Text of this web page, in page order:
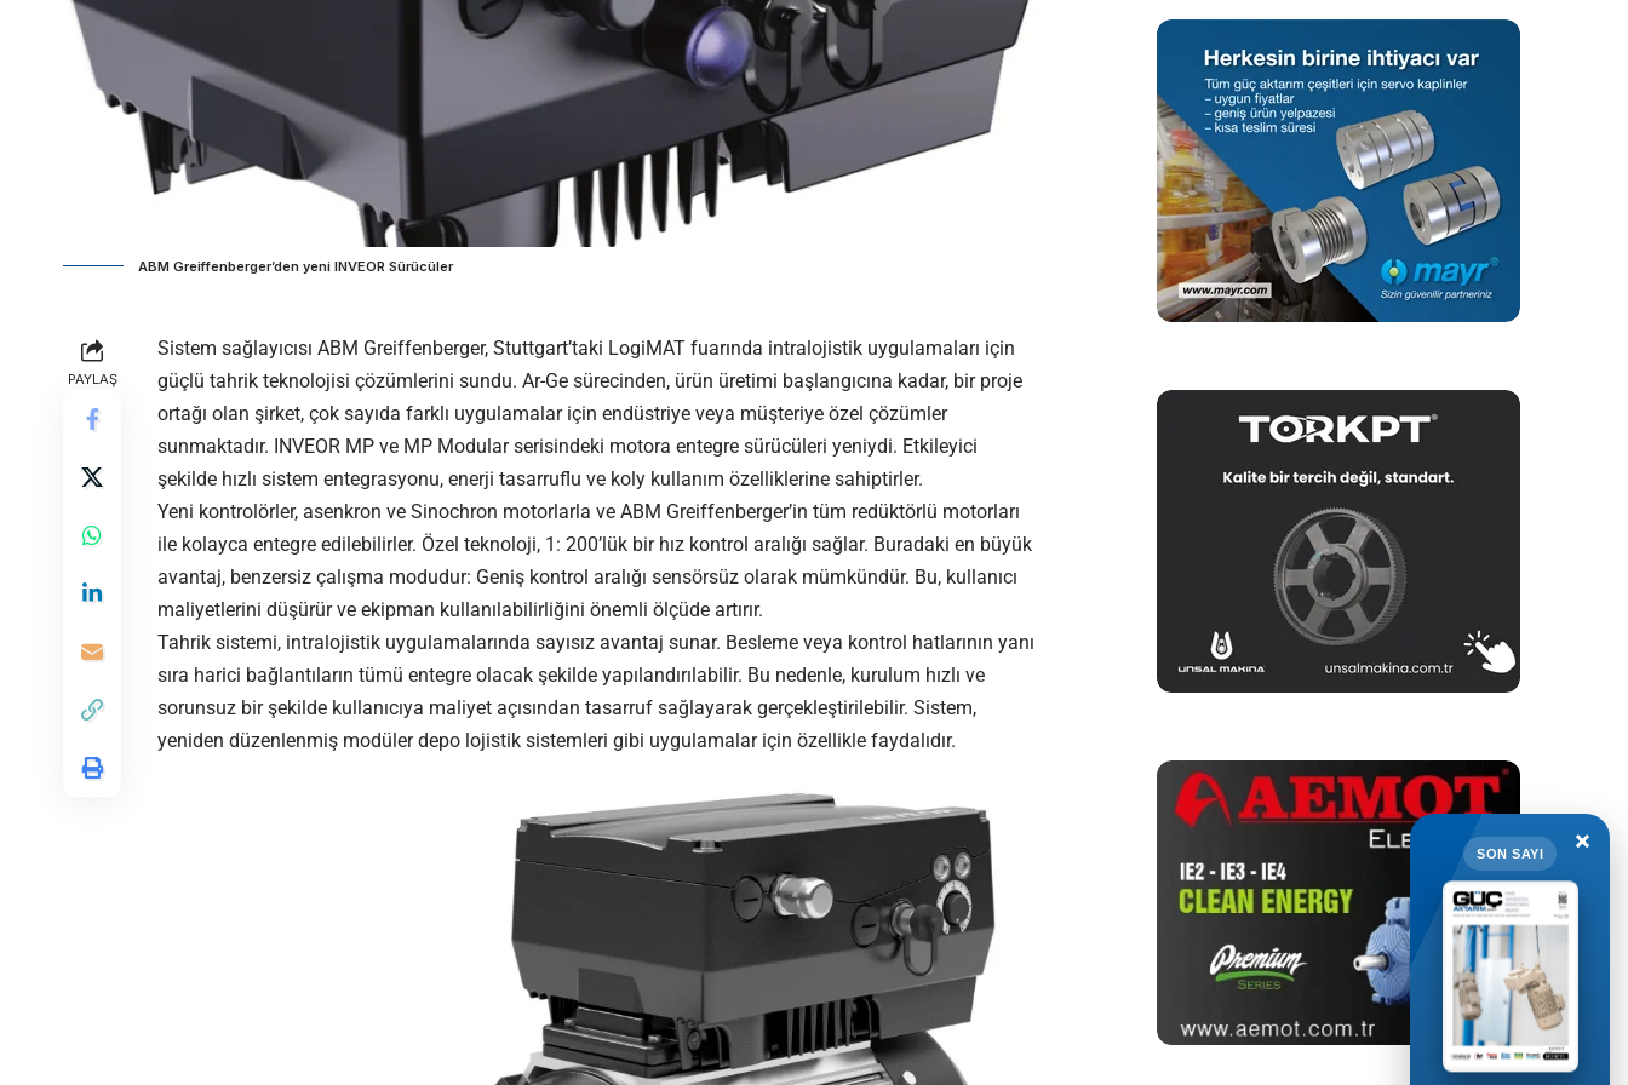
ABM Greiffenberger’den yeni INVEOR Sürücüler
PAYLAŞ
Sistem sağlayıcısı ABM Greiffenberger, Stuttgart’taki LogiMAT fuarında intralojistik uygulamaları için
güçlü tahrik teknolojisi çözümlerini sundu. Ar-Ge sürecinden, ürün üretimi başlangıcına kadar, bir proje
ortağı olan şirket, çok sayıda farklı uygulamalar için endüstriye veya müşteriye özel çözümler
sunmaktadır. INVEOR MP ve MP Modular serisindeki motora entegre sürücüleri yeniydi. Etkileyici
şekilde hızlı sistem entegrasyonu, enerji tasarruflu ve koly kullanım özelliklerine sahiptirler.
Yeni kontrolörler, asenkron ve Sinochron motorlarla ve ABM Greiffenberger’in tüm redüktörlü motorları
ile kolayca entegre edilebilirler. Özel teknoloji, 1: 200’lük bir hız kontrol aralığı sağlar. Buradaki en büyük
avantaj, benzersiz çalışma modudur: Geniş kontrol aralığı sensörsüz olarak mümkündür. Bu, kullanıcı
maliyetlerini düşürür ve ekipman kullanılabilirliğini önemli ölçüde artırır.
Tahrik sistemi, intralojistik uygulamalarında sayısız avantaj sunar. Besleme veya kontrol hatlarının yanı
sıra harici bağlantıların tümü entegre olacak şekilde yapılandırılabilir. Bu nedenle, kurulum hızlı ve
sorunsuz bir şekilde kullanıcıya maliyet açısından tasarruf sağlayarak gerçekleştirilebilir. Sistem,
yeniden düzenlenmiş modüler depo lojistik sistemleri gibi uygulamalar için özellikle faydalıdır.
×
SON SAYI